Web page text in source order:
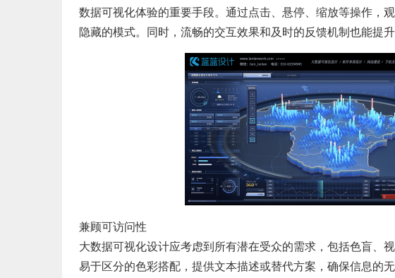
数据可视化体验的重要手段。通过点击、悬停、缩放等操作，
隐藏的模式。同时，流畅的交互效果和及时的反馈机制也能提升
兼顾可访问性
大数据可视化设计应考虑到所有潜在受众的需求，包括色盲、
易于区分的色彩搭配，提供文本描述或替代方案，确保信息的